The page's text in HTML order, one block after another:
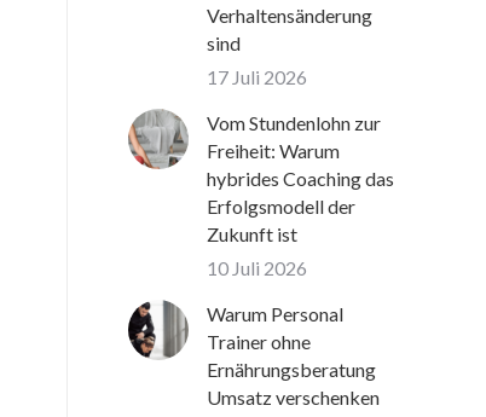
Verhaltensänderung
sind
17 Juli 2026
Vom Stundenlohn zur
Freiheit: Warum
hybrides Coaching das
Erfolgsmodell der
Zukunft ist
10 Juli 2026
Warum Personal
Trainer ohne
Ernährungsberatung
Umsatz verschenken